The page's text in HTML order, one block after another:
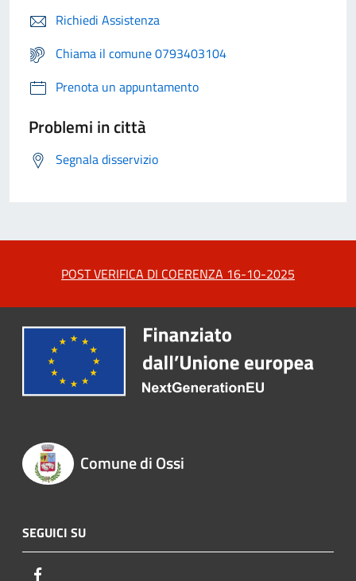
Richiedi Assistenza
Chiama il comune 0793403104
Prenota un appuntamento
Problemi in città
Segnala disservizio
POST VERIFICA DI COERENZA 16-10-2025
Comune di Ossi
SEGUICI SU